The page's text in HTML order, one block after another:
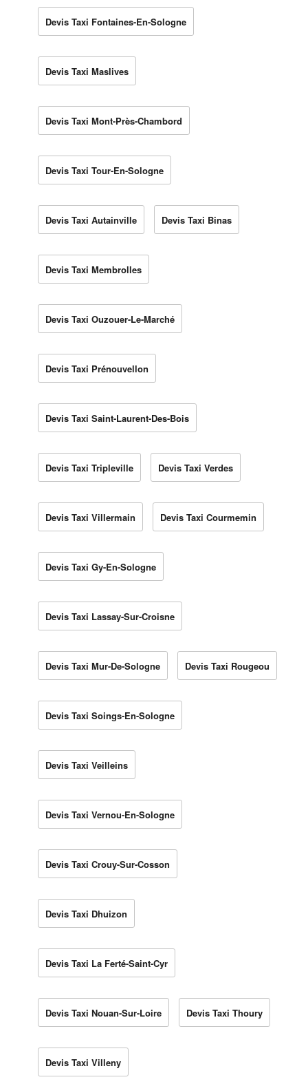
Devis Taxi Fontaines-En-Sologne
Devis Taxi Maslives
Devis Taxi Mont-Près-Chambord
Devis Taxi Tour-En-Sologne
Devis Taxi Autainville Devis Taxi Binas
Devis Taxi Membrolles
Devis Taxi Ouzouer-Le-Marché
Devis Taxi Prénouvellon
Devis Taxi Saint-Laurent-Des-Bois
Devis Taxi Tripleville Devis Taxi Verdes
Devis Taxi Villermain Devis Taxi Courmemin
Devis Taxi Gy-En-Sologne
Devis Taxi Lassay-Sur-Croisne
Devis Taxi Mur-De-Sologne Devis Taxi Rougeou
Devis Taxi Soings-En-Sologne
Devis Taxi Veilleins
Devis Taxi Vernou-En-Sologne
Devis Taxi Crouy-Sur-Cosson
Devis Taxi Dhuizon
Devis Taxi La Ferté-Saint-Cyr
Devis Taxi Nouan-Sur-Loire Devis Taxi Thoury
Devis Taxi Villeny